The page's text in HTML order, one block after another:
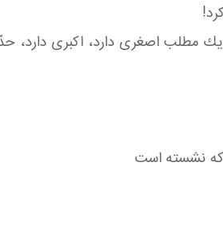
اصغری دارد، اكبری دارد،
كه نشسته است